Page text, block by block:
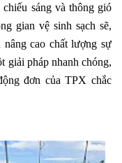
sáng và thông gió
gian vệ sinh sạch sẽ,
cao chất lượng sự
giải pháp nhanh chóng,
đơn của TPX chắc